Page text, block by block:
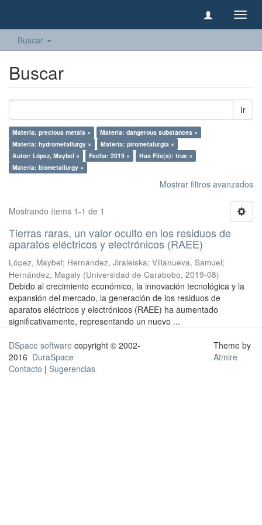
Buscar
Buscar
Ir
Materia: precious metals ×
Materia: dangerous substances ×
Materia: hydrometallurgy ×
Materia: pirometalurgia ×
Autor: López, Maybel ×
Fecha: 2019 ×
Has File(s): true ×
Materia: biometallurgy ×
Mostrar filtros avanzados
Mostrando ítems 1-1 de 1
Tierras raras, un valor oculto en los residuos de
aparatos eléctricos y electrónicos (RAEE)
López, Maybel; Hernández, Jiraleiska; Villanueva, Samuel;
Hernández, Magaly (Universidad de Carabobo, 2019-08)
Debido al crecimiento económico, la innovación tecnológica y la
expansión del mercado, la generación de los residuos de
aparatos eléctricos y electrónicos (RAEE) ha aumentado
significativamente, representando un nuevo ...
DSpace software copyright © 2002-
2016 DuraSpace
Contacto | Sugerencias
Theme by
Atmire